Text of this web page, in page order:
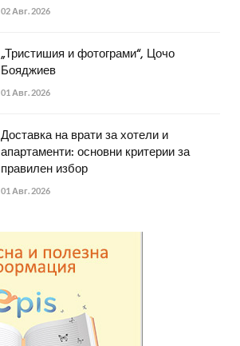
02 Авг. 2026
„Тристишия и фотограми“, Цочо
Бояджиев
01 Авг. 2026
Доставка на врати за хотели и
апартаменти: основни критерии за
правилен избор
01 Авг. 2026